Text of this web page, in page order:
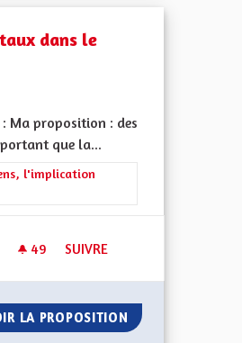
(1/2)
dans le
Ma proposition : des
que la...
: Les solidarités, les soins et les liens,
l'implication
49 49 ABONNÉS
SUIVRE
LA PROPOSITION MODÈLE